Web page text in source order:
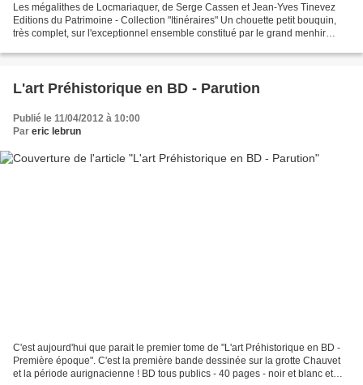
Les mégalithes de Locmariaquer, de Serge Cassen et Jean-Yves Tinevez
Editions du Patrimoine - Collection "Itinéraires" Un chouette petit bouquin,
très complet, sur l'exceptionnel ensemble constitué par le grand menhir
L'art Préhistorique en BD - Parution
Publié le 11/04/2012 à 10:00
Par eric lebrun
C'est aujourd'hui que parait le premier tome de "L'art Préhistorique en BD -
Première époque". C'est la première bande dessinée sur la grotte Chauvet
et la période aurignacienne ! BD tous publics - 40 pages - noir et blanc et